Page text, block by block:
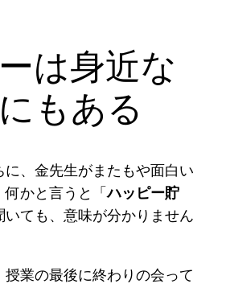
は身近な
もある
に、金先生がまたもや面白い
何かと言うと「ハッピー貯
いても、意味が分かりません
業の最後に終わりの会って